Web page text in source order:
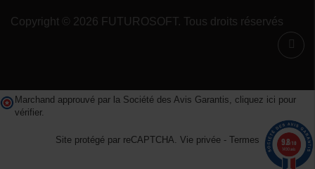
Copyright © 2026 FUTUROSOFT. Tous droits réservés
Marchand approuvé par la Société des Avis Garantis, cliquez ici pour
vérifier.
Site protégé par reCAPTCHA. Vie privée - Termes 9.8/10
1490 avis